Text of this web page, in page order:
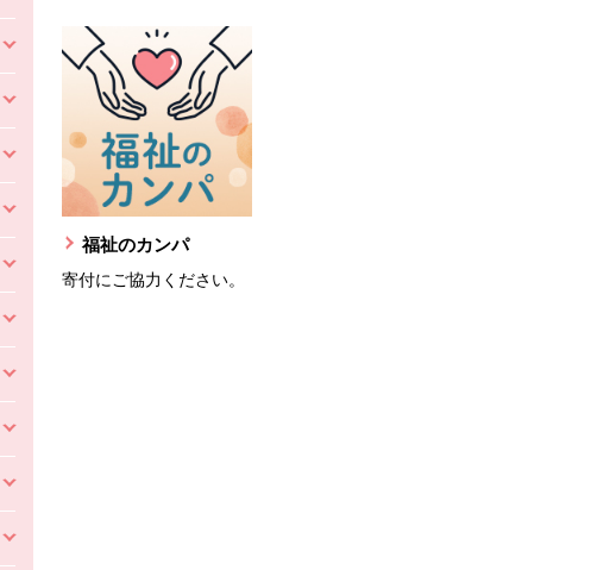
福祉のカンパ
寄付にご協力ください。